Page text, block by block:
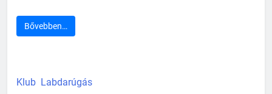
Bővebben…
Klub Labdarúgás